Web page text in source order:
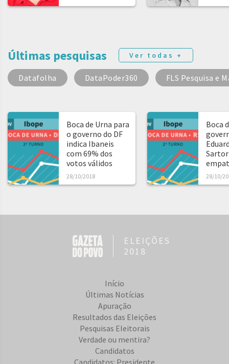
Últimas pesquisas Ver todas +
Datafolha DataPoder360 FLS Pesquisa e
Boca de Urna para
o governo do DF
indica Ibaneis
com 69% dos
votos válidos
28/10/2018
Boca
28/10/
ELEIÇÕES
2018
Início
Últimas Notícias
Apuração
Resultados das Eleições
Pesquisas Eleitorais
Verdade ou mentira?
Candidatos
Candidatos: Presidente